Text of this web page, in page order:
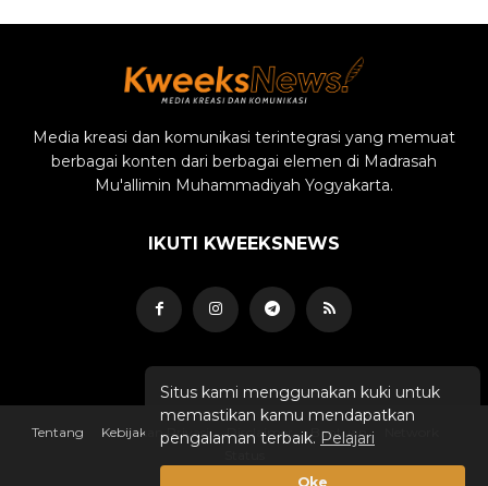
Situs kami menggunakan kuki untuk
memastikan kamu mendapatkan
pengalaman terbaik. Pelajari
Oke
Media kreasi dan komunikasi terintegrasi yang memuat
berbagai konten dari berbagai elemen di Madrasah
Mu'allimin Muhammadiyah Yogyakarta.
IKUTI KWEEKSNEWS
Tentang Kebijakan Privasi Disclaimer Bantuan